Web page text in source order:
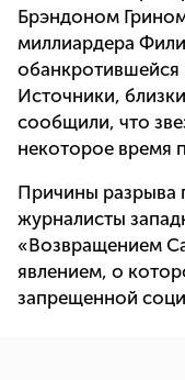
Брэндоном
миллиардера
обанкротившейся
Источники,
сообщили, что
некоторое время
Причины разрыва
журналисты
«Возвращением
явлением, о
запрещенной